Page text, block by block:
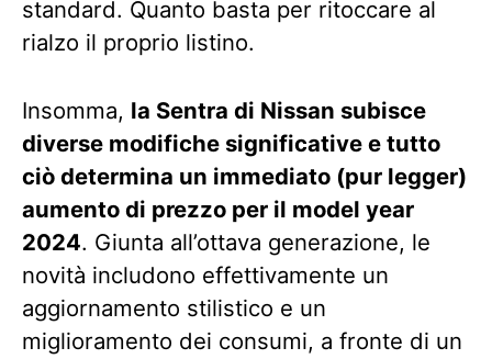
standard. Quanto basta per ritoccare al
rialzo il proprio listino.
Insomma, la Sentra di Nissan subisce
diverse modifiche significative e tutto
ciò determina un immediato (pur legger)
aumento di prezzo per il model year
2024. Giunta all’ottava generazione, le
novità includono effettivamente un
aggiornamento stilistico e un
miglioramento dei consumi, a fronte di un